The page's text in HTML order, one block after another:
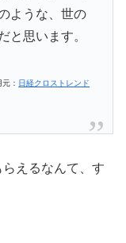
ような、世の
と思います。
： 日経クロストレンド
えるなんて、す